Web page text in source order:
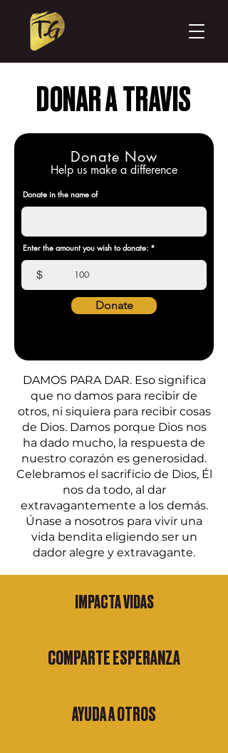
Donate Now
Help us make a difference
Donate in the name of
Enter the amount you wish to donate:
$
Donate
DONAR A TRAVIS
DAMOS PARA DAR. Eso significa
que no damos para recibir de
otros, ni siquiera para recibir cosas
de Dios. Damos porque Dios nos
ha dado mucho, la respuesta de
nuestro corazón es generosidad.
Celebramos el sacrificio de Dios, Él
nos da todo, al dar
extravagantemente a los demás.
Únase a nosotros para vivir una
vida bendita eligiendo ser un
dador alegre y extravagante.
IMPACTA VIDAS
COMPARTE ESPERANZA
AYUDA A OTROS